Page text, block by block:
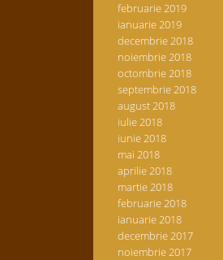
februarie 2019
ianuarie 2019
decembrie 2018
noiembrie 2018
octombrie 2018
septembrie 2018
august 2018
iulie 2018
iunie 2018
mai 2018
aprilie 2018
martie 2018
februarie 2018
ianuarie 2018
decembrie 2017
noiembrie 2017